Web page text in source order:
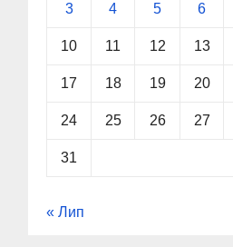
3 4 5 6
10 11 12 13
17 18 19 20
24 25 26 27
31
« Лип